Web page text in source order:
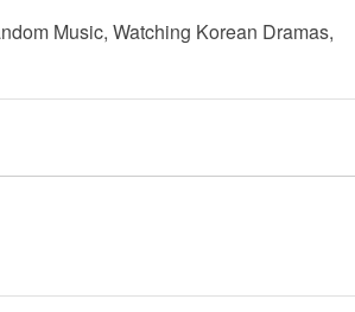
Music, Watching Korean Dramas,